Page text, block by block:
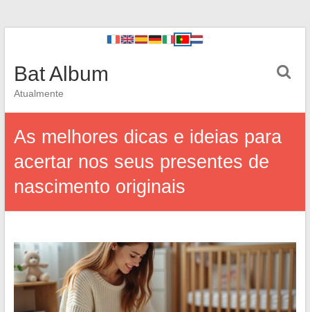
Bat Album
Atualmente
As melhores dicas e ideias para
acertar nos seus presentes de
nascimento originais